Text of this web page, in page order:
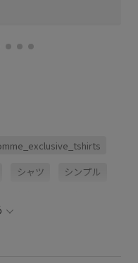
シャツ シンプル